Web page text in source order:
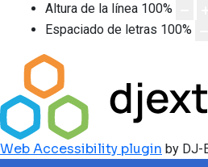
Altura de la línea 100%
Espaciado de letras 100%
Web Accessibility plugin by DJ-